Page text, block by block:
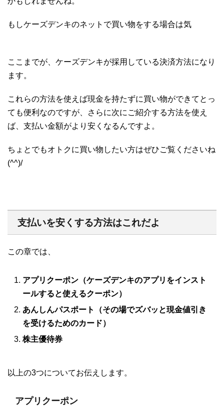
もしケーズデンキのネットで買い物をする場合は気
ここまでが、ケーズデンキが採用している決済方法になり
ます。
これらの方法を使えば現金を持たずに買い物ができてとっ
ても便利なのですが、さらに次にご紹介する方法を使え
ば、支払い金額がより安くなるんですよ。
ちょとでもオトクに買い物したい方はぜひご覧くださいね
(^^)/
支払いを安くする方法はこれだよ
この章では、
アプリクーポン（ケーズデンキのアプリをインスト
ールすると使えるクーポン）
あんしんパスポート（その場でズバッと現金値引き
を受けるためのカード）
株主優待券
以上の3つについてお伝えします。
アプリクーポン